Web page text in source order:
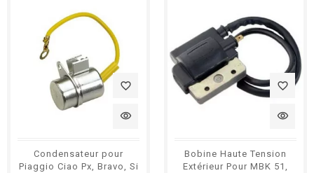
favorite_border
visibility
Condensateur pour
Piaggio Ciao Px, Bravo, Si
favorite_border
visibility
Bobine Haute Tension
Extérieur Pour MBK 51,